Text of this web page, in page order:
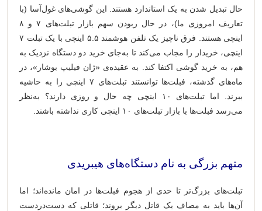
حال تبدیل شدن به یک استاندارد هستند. این گوشی‌های غول‌آسا (با
تعاریف امروزی ما)، در حال ربودن سهم بازار تبلت‌های ۷ و ۸
اینچی هستند. فرق ناچیز یک تلفن هوشمند ۵.۵ اینچی با یک تبلت ۷
اینچی، خریدار را مجاب می‌کند تا به‌جای خرید دو دستگاه نزدیک به
هم، به خرید گوشی اکتفا کند. به عقیده‌ی «ژان فیلیپ بوشار»، در
ماه‌های گذشته، فبلت‌ها توانستند تبلت‌های ۷ اینچی را به حاشیه
ببرند. اما تبلت‌های ۱۰ اینچی چه حال و روزی دارند؟ به‌نظر
می‌رسد فبلت‌ها با بازار تبلت‌های ۱۰ اینچی کاری نداشته باشند.
متهم بزرگی به نام دستگاه‌های هیبریدی
تبلت‌های بزرگ‌تر تا حدی از هجوم فبلت‌ها در امان مانده‌اند؛ اما
آن‌ها باید به مصاف یک قاتل دیگر بروند؛ قاتلی که دست‌در‌دست